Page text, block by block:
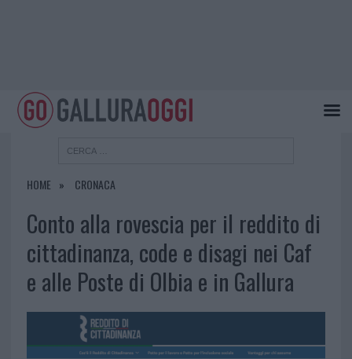
HOME CRONACA
Conto alla rovescia per il reddito di
cittadinanza, code e disagi nei Caf
e alle Poste di Olbia e in Gallura